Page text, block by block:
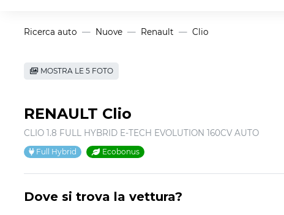
Ricerca auto Nuove Renault Clio
MOSTRA LE 5 FOTO
RENAULT Clio
CLIO 1.8 FULL HYBRID E-TECH EVOLUTION 160CV AUTO
Full Hybrid Ecobonus
Dove si trova la vettura?